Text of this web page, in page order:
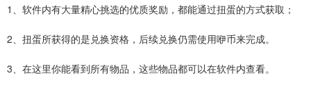
1、软件内有大量精心挑选的优质奖励，都能通过扭蛋的方式获取；
2、扭蛋所获得的是兑换资格，后续兑换仍需使用咿币来完成。
3、在这里你能看到所有物品，这些物品都可以在软件内查看。